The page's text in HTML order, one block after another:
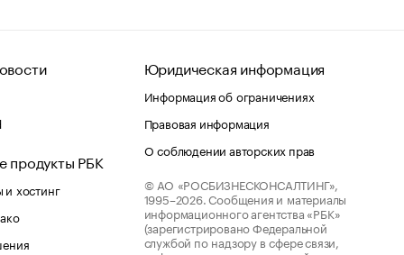
продукты РБК
хостинг
Юридическая информация
Информация об ограничениях
Правовая информация
О соблюдении авторских прав
© АО «РОСБИЗНЕСКОНСАЛТИНГ»,
1995–2026. Сообщения и материалы
информационного агентства «РБК»
(зарегистрировано Федеральной
службой по надзору в сфере связи,